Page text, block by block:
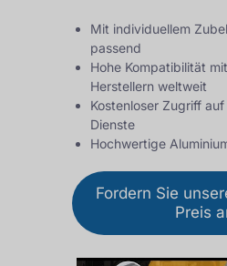
Mit individuellem
passend
Hohe Kompatibilität
Herstellern weltweit
Kostenloser Zugriff
Dienste
Hochwertige
Fordern Sie
Preis